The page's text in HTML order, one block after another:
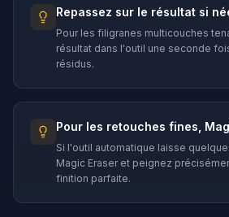
Repassez sur le résultat si
Pour les filigranes multicouches
résultat dans l'outil une seconde
résidus.
Pour les retouches fines,
Si l'outil automatique laisse
Magic Eraser et peignez
finition parfaite.